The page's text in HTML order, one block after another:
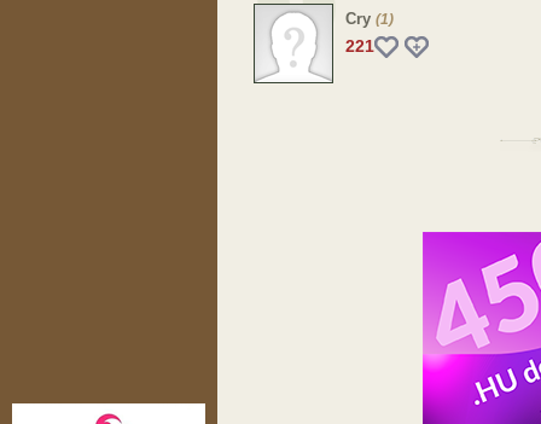
Cry (1)
221